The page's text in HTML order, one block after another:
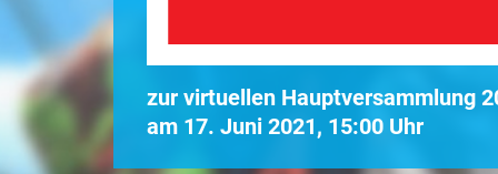
zur virtuellen Hauptversammlung
am 17. Juni 2021, 15:00 Uhr